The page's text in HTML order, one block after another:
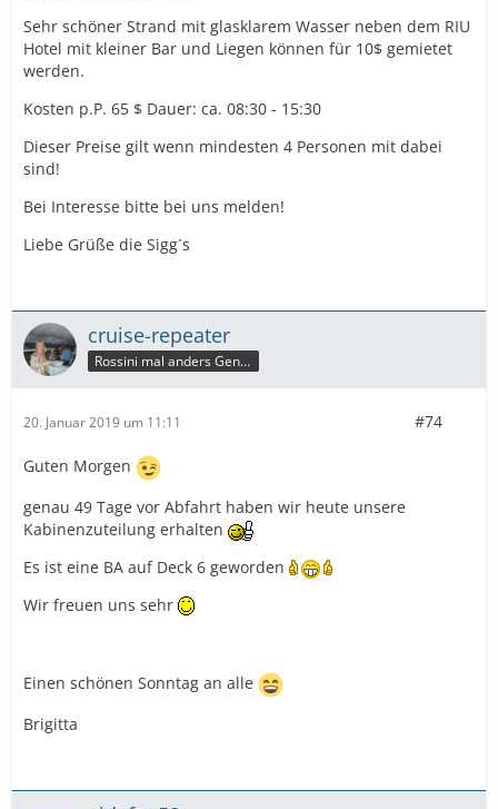
Sehr schöner Strand mit glasklarem Wasser neben dem RIU
Hotel mit kleiner Bar und Liegen können für 10$ gemietet
werden.
Kosten p.P. 65 $ Dauer: ca. 08:30 - 15:30
Dieser Preise gilt wenn mindesten 4 Personen mit dabei
sind!
Bei Interesse bitte bei uns melden!
Liebe Grüße die Sigg´s
cruise-repeater
Rossini mal anders Genießerin
20. Januar 2019 um 11:11 #74
Guten Morgen
genau 49 Tage vor Abfahrt haben wir heute unsere
Kabinenzuteilung erhalten
Es ist eine BA auf Deck 6 geworden
Wir freuen uns sehr
Einen schönen Sonntag an alle
Brigitta